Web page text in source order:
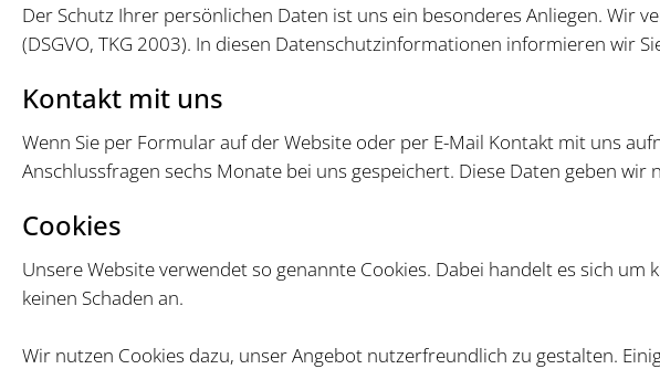
Der Schutz Ihrer persönlichen Daten ist uns ein besonderes Anliegen. Wir
(DSGVO, TKG 2003). In diesen Datenschutzinformationen informieren wir
Kontakt mit uns
Wenn Sie per Formular auf der Website oder per E-Mail Kontakt mit uns
Anschlussfragen sechs Monate bei uns gespeichert. Diese Daten geben wir
Cookies
Unsere Website verwendet so genannte Cookies. Dabei handelt es sich
keinen Schaden an.
Wir nutzen Cookies dazu, unser Angebot nutzerfreundlich zu gestalten.